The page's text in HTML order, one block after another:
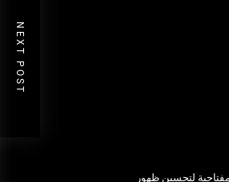
لتحسين ظهور
NEXT POST